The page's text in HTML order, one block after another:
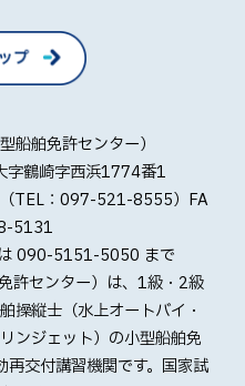
船舶免許センター）
鶴崎字西浜1774番1
TEL：097-521-8555）FA
5131
090-5151-5050 まで
許センター）は、1級・2級
操縦士（水上オートバイ・
ンジェット）の小型船舶免
交付講習機関です。国家試